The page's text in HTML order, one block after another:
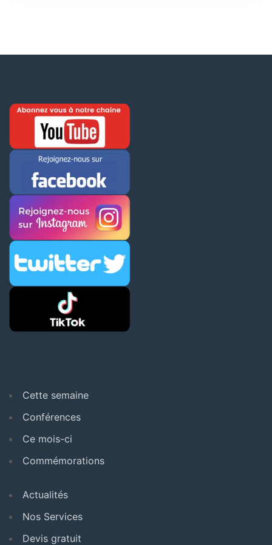
Cette semaine
Conférences
Ce mois-ci
Commémorations
Actualités
Nos Services
Devis gratuit